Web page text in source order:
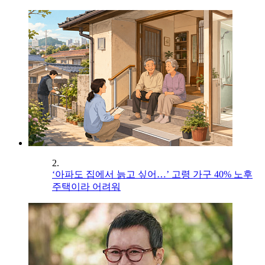
2.
‘아파도 집에서 늙고 싶어…’ 고령 가구 40% 노후
주택이라 어려워